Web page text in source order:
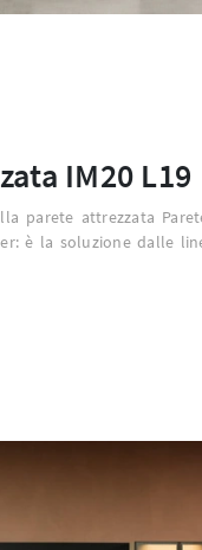
IM20 L19
parete attrezzata
è la soluzione dalle